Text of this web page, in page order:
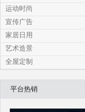
运动时尚
宣传广告
家居日用
艺术造景
全屋定制
平台热销